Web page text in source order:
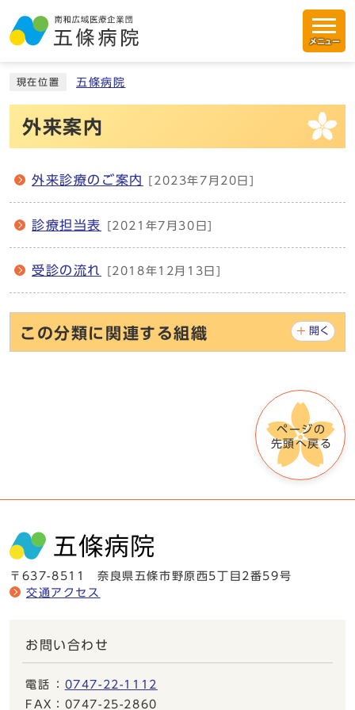
メニュー
現在位置 五條病院
外来案内
外来診療のご案内 [2023年7月20日]
診療担当表 [2021年7月30日]
受診の流れ [2018年12月13日]
この分類に関連する組織 開く
ページの
先頭へ戻る
〒637-8511 奈良県五條市野原西5丁目2番59号
交通アクセス
お問い合わせ
電話 ： 0747-22-1112
FAX ：0747-25-2860